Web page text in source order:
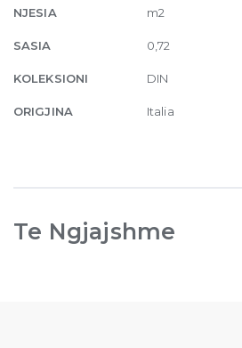
NJESIA m2
SASIA 0,72
KOLEKSIONI DIN
ORIGJINA Italia
Te Ngjajshme